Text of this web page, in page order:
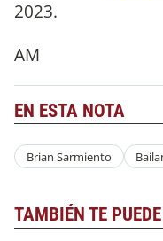
2023.
AM
EN ESTA NOTA
Brian Sarmiento
TAMBIÉN TE